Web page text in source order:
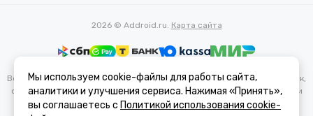
2026 © Addroid.ru. Карта сайта
Вся представленная на сайте информация, касающаяся характеристик,
стоимости товаров и услуг, носит информационный характер и ни при
каких условиях не является публичной офертой, определяемой
Мы используем cookie-файлы для работы сайта,
аналитики и улучшения сервиса. Нажимая «Принять»,
вы соглашаетесь с Политикой использования cookie-